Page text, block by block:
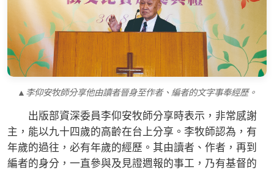
▲李仰安牧師分享他由讀者晉身至作者、編者的文字事奉經歷。
出版部資深委員李仰安牧師分享時表示，非常感謝
主，能以九十四歲的高齡在台上分享。李牧師認為，有
年歲的過往，必有年歲的經歷。其由讀者、作者，再到
編者的身分，一直參與及見證週報的事工，乃有基督的